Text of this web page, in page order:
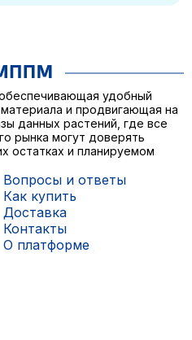
удобный
и продвигающая на
данных растений, где все
рынка могут доверять
остатках и планируемом
Вопросы и ответы
Как купить
Доставка
Контакты
О платформе